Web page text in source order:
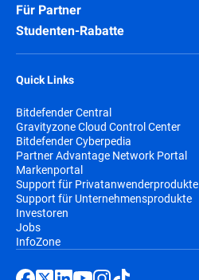
Für Partner
Studenten-Rabatte
Quick Links
Bitdefender Central
Gravityzone Cloud Control Center
Bitdefender Cyberpedia
Partner Advantage Network Portal
Markenportal
Support für Privatanwenderprodukte
Support für Unternehmensprodukte
Investoren
Jobs
InfoZone